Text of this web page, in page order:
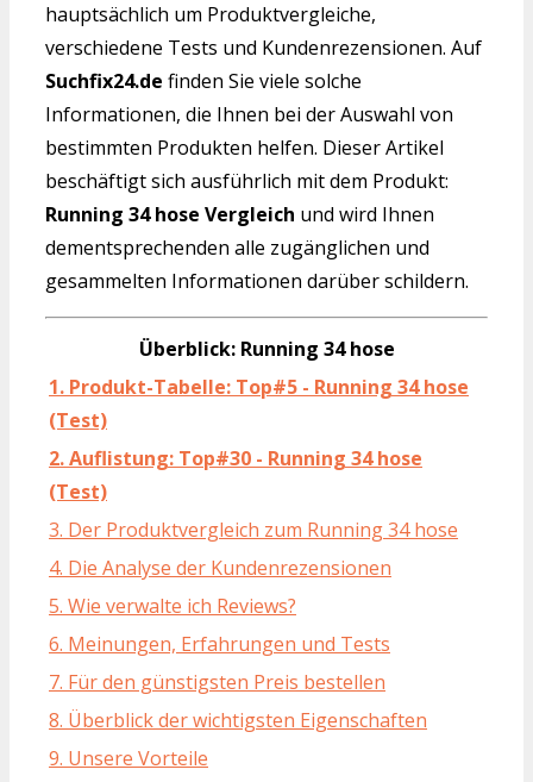
hauptsächlich um Produktvergleiche,
verschiedene Tests und Kundenrezensionen. Auf
Suchfix24.de finden Sie viele solche
Informationen, die Ihnen bei der Auswahl von
bestimmten Produkten helfen. Dieser Artikel
beschäftigt sich ausführlich mit dem Produkt:
Running 34 hose Vergleich und wird Ihnen
dementsprechenden alle zugänglichen und
gesammelten Informationen darüber schildern.
Überblick: Running 34 hose
1. Produkt-Tabelle: Top#5 - Running 34 hose
(Test)
2. Auflistung: Top#30 - Running 34 hose
(Test)
3. Der Produktvergleich zum Running 34 hose
4. Die Analyse der Kundenrezensionen
5. Wie verwalte ich Reviews?
6. Meinungen, Erfahrungen und Tests
7. Für den günstigsten Preis bestellen
8. Überblick der wichtigsten Eigenschaften
9. Unsere Vorteile